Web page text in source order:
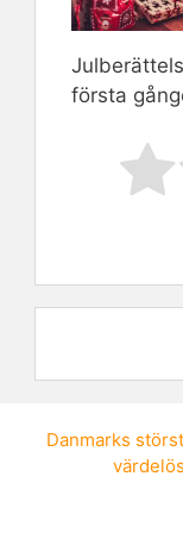
första
Rate this
Danmarks
värdelös